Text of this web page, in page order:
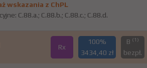
wskazania z ChPL
C.88.a.; C.88.b.; C.88.c.; C.88.d.
Rx
100%
3434,40 zł
B (1)
bezpł.